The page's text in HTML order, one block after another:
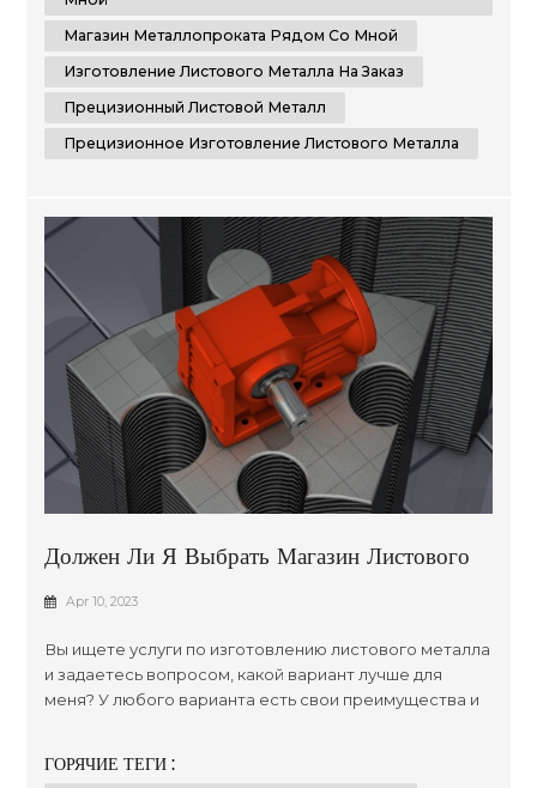
передо...
Магазин Металлопроката Рядом Со Мной
Изготовление Листового Металла На Заказ
Прецизионный Листовой Металл
Прецизионное Изготовление Листового Металла
Должен Ли Я Выбрать Магазин Листового
Металла Рядом Со Мной Или Интернет-
Apr 10, 2023
Вы ищете услуги по изготовлению листового металла
и задаетесь вопросом, какой вариант лучше для
меня? У любого варианта есть свои преимущества и
предпочтениям. В этом эссе мы сравним и
ГОРЯЧИЕ ТЕГИ :